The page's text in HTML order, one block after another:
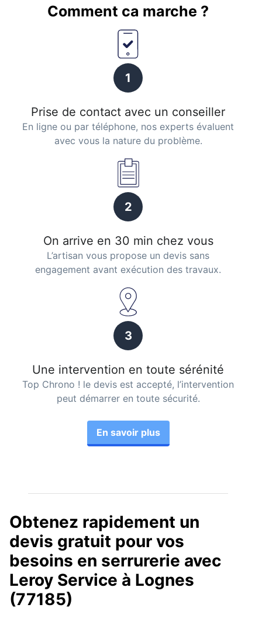
Comment ca marche ?
1
Prise de contact avec un conseiller
En ligne ou par téléphone, nos experts évaluent
avec vous la nature du problème.
2
On arrive en 30 min chez vous
L’artisan vous propose un devis sans
engagement avant exécution des travaux.
3
Une intervention en toute sérénité
Top Chrono ! le devis est accepté, l’intervention
peut démarrer en toute sécurité.
En savoir plus
Obtenez rapidement un
devis gratuit pour vos
besoins en serrurerie avec
Leroy Service à Lognes
(77185)